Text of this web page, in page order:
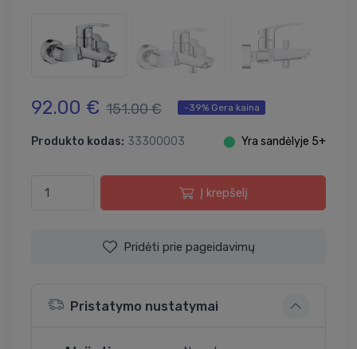
92.00 € 151.00 € -39% Gera kaina
Produkto kodas: 33300003 ⬤ Yra sandėlyje 5+
Į krepšelį
Pridėti prie pageidavimų
Pristatymo nustatymai